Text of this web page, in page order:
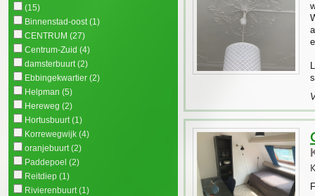
(15)
Binnenstad-oost(1)
CENTRUM (27)
Centrum-Zuid (4)
damsterbuurt(2)
Ebbingekwartier (2)
Helpman (5)
Hereweg (2)
Hortusbuurt(1)
Korrewegwijk (4)
oranjebuurt(2)
Paddepoel (2)
Reitdiep (1)
Rivierenbuurt(1)